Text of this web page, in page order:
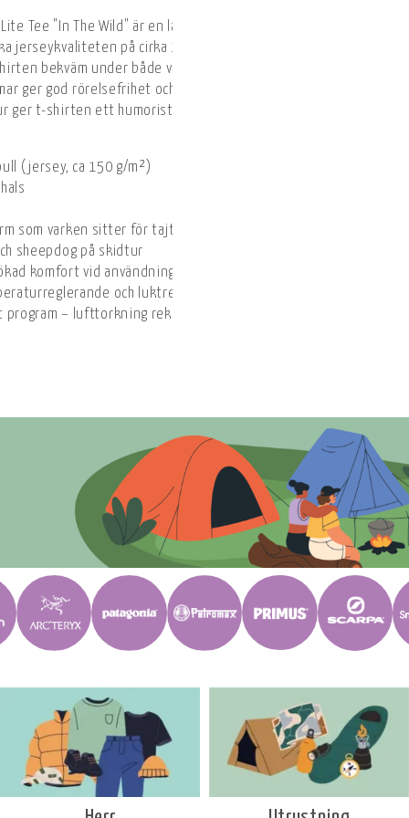
Lite Tee "In The Wild" är en lätt och ventilerande t-shirt i 100 %
jerseykvaliteten på cirka 150 g/m² erbjuder naturlig
bekväm under både vardag och friluftsäventyr. Den
ger god rörelsefrihet och ökad komfort vid användning av
ger t-shirten ett humoristiskt och äventyrligt uttryck.
(jersey, ca 150 g/m²)
som varken sitter för tajt eller för löst
sheepdog på skidtur
komfort vid användning av ryggsäck
och luktresistent
program – lufttorkning rekommenderas